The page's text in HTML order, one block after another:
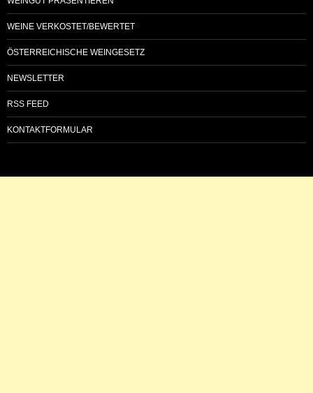
WEINE VERKOSTET/BEWERTET
ÖSTERREICHISCHE WEINGESETZ
NEWSLETTER
RSS FEED
KONTAKTFORMULAR